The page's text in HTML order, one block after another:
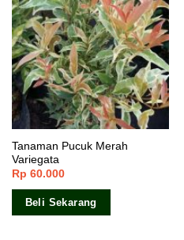
Tanaman Pucuk Merah
Variegata
Rp 60.000
Beli Sekarang